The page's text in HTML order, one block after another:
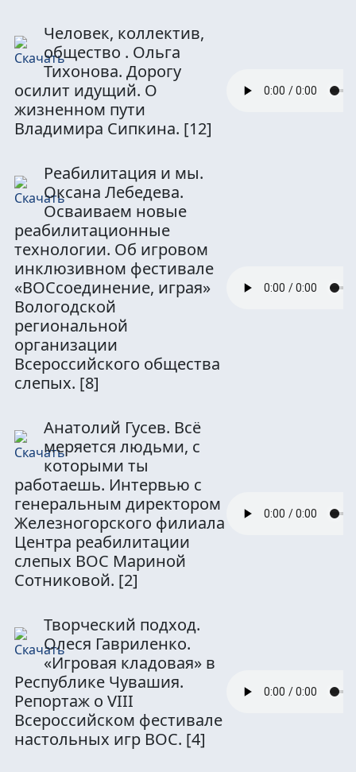
Человек, коллектив,
общество . Ольга
Тихонова. Дорогу
осилит идущий. О
жизненном пути
Владимира Сипкина. [12]
Реабилитация и мы.
Оксана Лебедева.
Осваиваем новые
реабилитационные
технологии. Об игровом
инклюзивном фестивале
«ВОСсоединение, играя»
Вологодской
региональной
организации
Всероссийского общества
слепых. [8]
Анатолий Гусев. Всё
меряется людьми, с
которыми ты
работаешь. Интервью с
генеральным директором
Железногорского филиала
Центра реабилитации
слепых ВОС Мариной
Сотниковой. [2]
Творческий подход.
Олеся Гавриленко.
«Игровая кладовая» в
Республике Чувашия.
Репортаж о VIII
Всероссийском фестивале
настольных игр ВОС. [4]